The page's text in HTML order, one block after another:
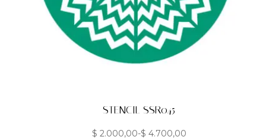
STENCIL SSR045
$ 2.000,00-$ 4.700,00